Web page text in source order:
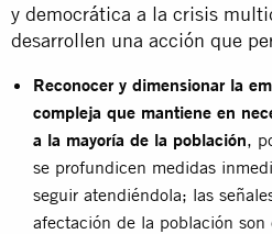
y democrática a la crisis
desarrollen una acción que
Reconocer y dimensionar la
compleja que mantiene en
a la mayoría de la población,
se profundicen medidas
seguir atendiéndola; las
afectación de la población son